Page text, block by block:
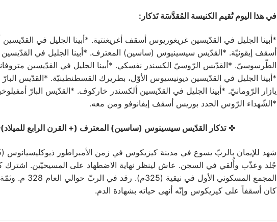
في هذا اليوم تُقيم الكنيسة المُقدَّسَة تَذكار:
*أبينا الجليل في القدّيسين غريغوريوس أسقف أغريغنتية. *أبينا الجليل في
أسقف إيقونيّة. *القدّيس سيسينيوس (ساسين) المعترف. *أبينا الجليل في
الطّرسوسيّ. *القدّيس الرّوسيّ الكسندر نفسكي. *أبينا الجليل في القدّيسين
*أبينا الجليل في القدّيسين ديونيسيوس الأوّل، بطريرك القسطنطينيّة. *القدّيس
يازار الرّومانيّ. *أبينا الجليل في القدّيسين ألكسندر خاركوف. *القدّيس البارّ
*الشّهداء الرّوس الجدد بوريس أسقف إيفانوفو ومن معه.
✤تذكار القدّيس سيسينوس (ساسين) المعترف (+ القرن الرابع للميلاد)‏
جُلد وعذّب وأُلقي في السجن. عاش لينظر نهاية الاضطهاد على المسيحيّين.
المجمع المسكوني الأول في
كان أسقفاً على كيزيكوس وإنّه أنهى حياته بشهادة الدم.